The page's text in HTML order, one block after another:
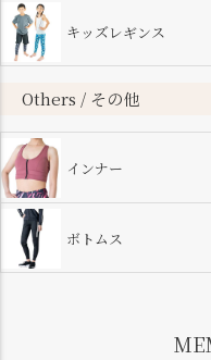
キッズレギンス
Others / その他
インナー
ボトムス